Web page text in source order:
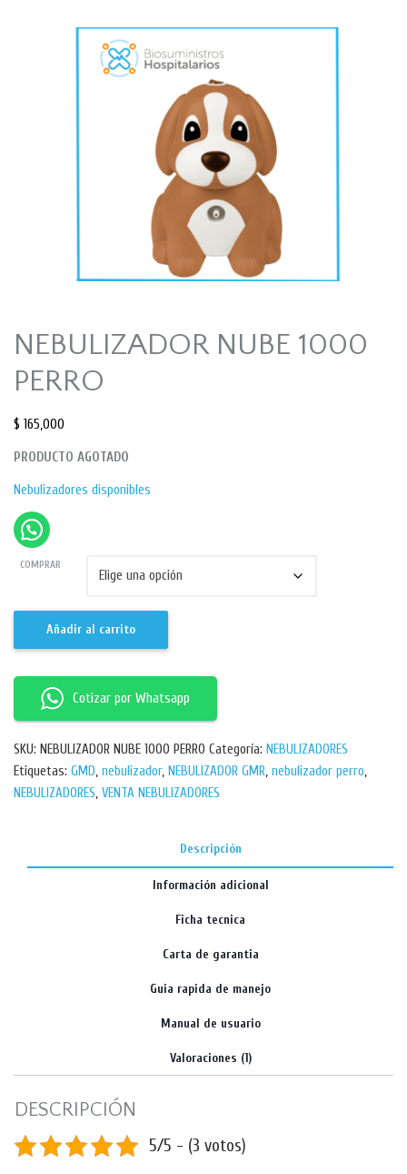
NEBULIZADOR NUBE 1000
PERRO
$ 165,000
PRODUCTO AGOTADO
Nebulizadores disponibles
COMPRAR
Añadir al carrito
Cotizar por Whatsapp
SKU: NEBULIZADOR NUBE 1000 PERRO Categoría: NEBULIZADORES
Etiquetas: GMD, nebulizador, NEBULIZADOR GMR, nebulizador perro,
NEBULIZADORES, VENTA NEBULIZADORES
Descripción
Información adicional
Ficha tecnica
Carta de garantia
Guia rapida de manejo
Manual de usuario
Valoraciones (1)
DESCRIPCIÓN
5/5 - (3 votos)